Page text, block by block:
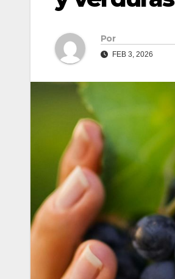
Por
FEB 3, 2026